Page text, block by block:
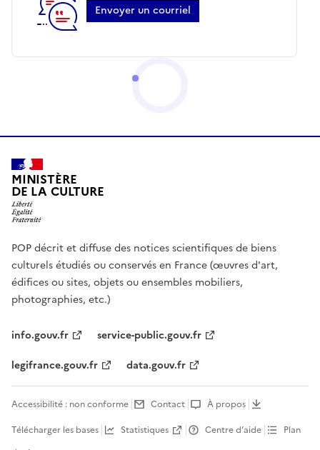
Envoyer un courriel
MINISTÈRE
DE LA CULTURE
POP décrit et diffuse des notices scientifiques de biens
culturels étudiés ou conservés en France (œuvres d'art,
édifices ou sites, objets ou ensembles mobiliers,
photographies, etc.)
info.gouv.fr
service-public.gouv.fr
legifrance.gouv.fr
data.gouv.fr
Accessibilité : non conforme Contact
À propos
Télécharger les bases
Statistiques Centre d’aide
Plan